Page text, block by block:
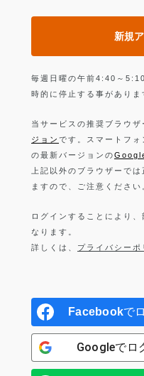
新規
毎週日曜の午前4:40～
時的に停止する事がありま
当サービスの推奨ブラウザ
ジョン です。スマートフ
の最新バージョンの
上記以外のブラウザーで
ますので、ご注意ください
ログインすることにより、
なります。
詳しくは、 プライバシーポ
Facebookで
Googleでロ